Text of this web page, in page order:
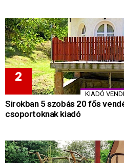
KIADÓ
Sirokban 5 szobás 20 fős
csoportoknak kiadó